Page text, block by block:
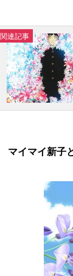
関連記事
マイマイ新子